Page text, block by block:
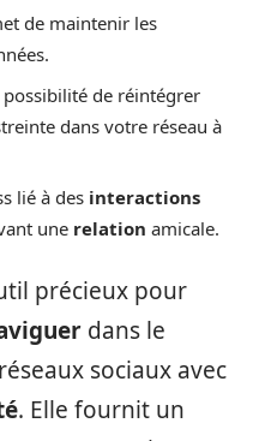
de maintenir les
de réintégrer
dans votre réseau à
lié à des interactions
une relation amicale.
précieux pour
dans le
sociaux avec
. Elle fournit un